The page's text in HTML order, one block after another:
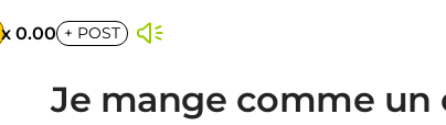
x 0.00 + POST
Je mange comme un